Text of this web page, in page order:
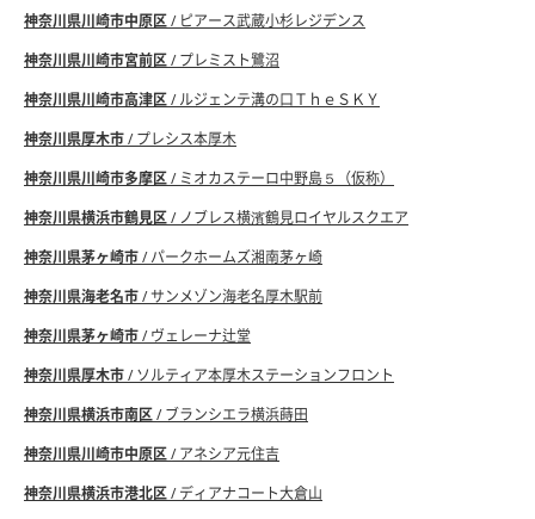
神奈川県川崎市中原区/ ピアース武蔵小杉レジデンス
神奈川県川崎市宮前区/ プレミスト鷺沼
神奈川県川崎市高津区/ ルジェンテ溝の口ＴｈｅＳＫＹ
神奈川県厚木市/ プレシス本厚木
神奈川県川崎市多摩区/ ミオカステーロ中野島５（仮称）
神奈川県横浜市鶴見区/ ノブレス横濱鶴見ロイヤルスクエア
神奈川県茅ヶ崎市/ パークホームズ湘南茅ヶ崎
神奈川県海老名市/ サンメゾン海老名厚木駅前
神奈川県茅ヶ崎市/ ヴェレーナ辻堂
神奈川県厚木市/ ソルティア本厚木ステーションフロント
神奈川県横浜市南区/ ブランシエラ横浜蒔田
神奈川県川崎市中原区/ アネシア元住吉
神奈川県横浜市港北区/ ディアナコート大倉山